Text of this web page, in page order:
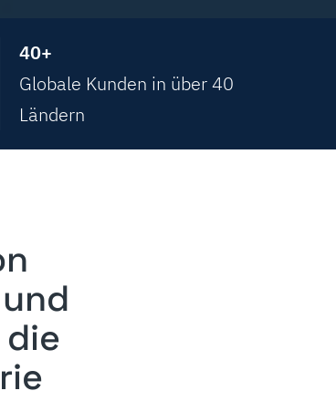
40+
Globale Kunden in über 40
Ländern